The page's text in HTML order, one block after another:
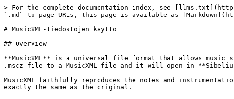
> For the complete documentation index, see
`.md` to page URLs; this page is available as
# MusicXML-tiedostojen käyttö
## Overview
**MusicXML** is a universal file format that allows music
.mscz file to a MusicXML file and it will open in
MusicXML faithfully reproduces the notes and
exactly the same as the original.